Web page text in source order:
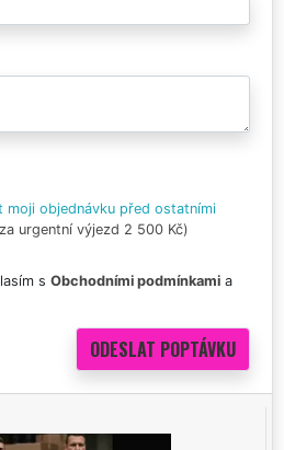
moji objednávku před ostatními
urgentní výjezd 2 500 Kč)
s Obchodními podmínkami a